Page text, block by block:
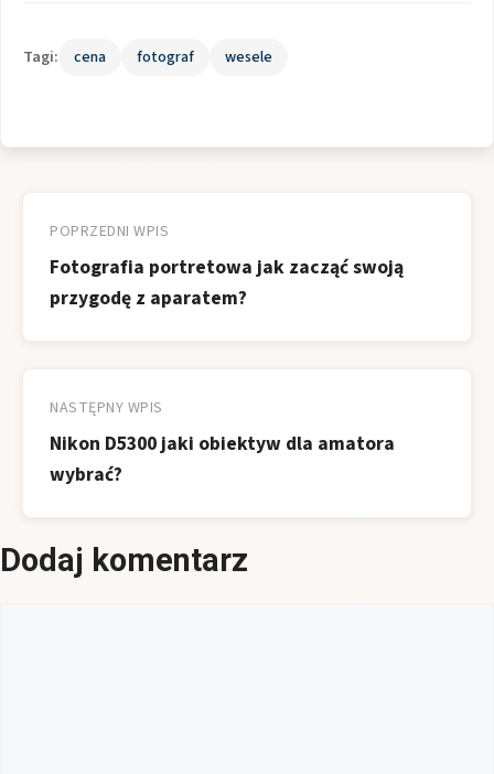
Tagi: cena fotograf wesele
wpisu
POPRZEDNI WPIS
Fotografia portretowa jak zacząć swoją
przygodę z aparatem?
NASTĘPNY WPIS
Nikon D5300 jaki obiektyw dla amatora
wybrać?
Dodaj komentarz